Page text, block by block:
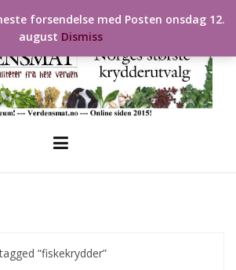
“fiskekrydder”
forsendelse med Posten onsdag 12.
august Dismiss